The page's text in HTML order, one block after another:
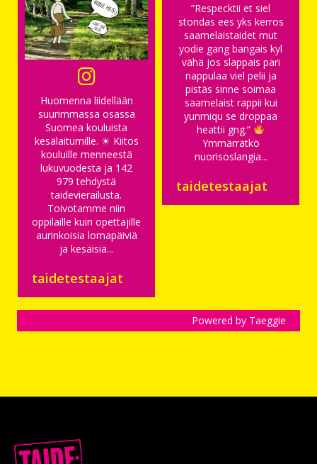
Huomenna liidellään
suurimmassa osassa
Suomea kouluista
kesälaitumille. ☀ Kiitos
kouluille menneestä
lukuvuodesta ja 142
979 tehdystä
taidevierailusta.
Toivotamme niin
oppilaille kuin opettajille
aurinkoisia lomapäiviä
ja kesäisiä...
taidetestaajat
”Respecktii et siel
stondas ees yks kerros
saamelaistaidet mut
yodie gang bangais kyl
vähä jos slappais pari
nappulaa viel pelii ja
pistäs sinne soimaa
saamelaist rappii kui
yunmiqu se droppaa
heattii gng.”
Ymmärrätkö
nuorisoslangia...
taidetestaajat